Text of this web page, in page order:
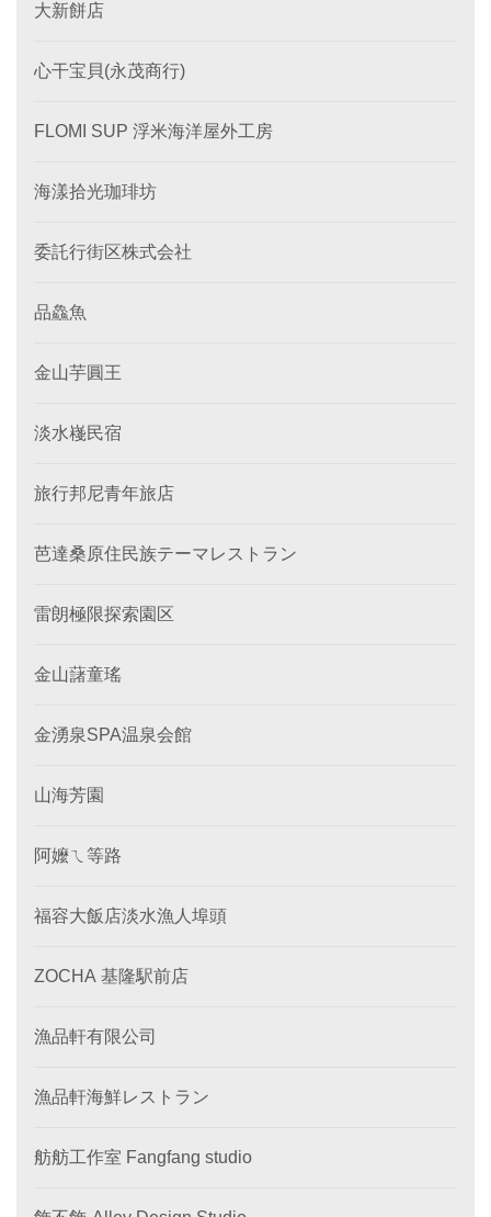
大新餅店
心干宝貝(永茂商行)
FLOMI SUP 浮米海洋屋外工房
海漾拾光珈琲坊
委託行街区株式会社
品鱻魚
金山芋圓王
淡水嶘民宿
旅行邦尼青年旅店
芭達桑原住民族テーマレストラン
雷朗極限探索園区
金山藷童瑤
金湧泉SPA温泉会館
山海芳園
阿嬤ㄟ等路
福容大飯店淡水漁人埠頭
ZOCHA 基隆駅前店
漁品軒有限公司
漁品軒海鮮レストラン
舫舫工作室 Fangfang studio